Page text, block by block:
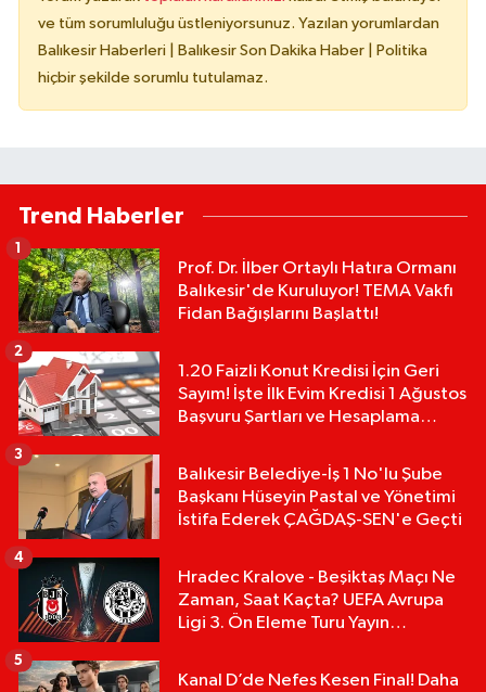
ve tüm sorumluluğu üstleniyorsunuz. Yazılan yorumlardan
Balıkesir Haberleri | Balıkesir Son Dakika Haber | Politika
hiçbir şekilde sorumlu tutulamaz.
Trend Haberler
Prof. Dr. İlber Ortaylı Hatıra Ormanı
Balıkesir'de Kuruluyor! TEMA Vakfı
Fidan Bağışlarını Başlattı!
1
1.20 Faizli Konut Kredisi İçin Geri
Sayım! İşte İlk Evim Kredisi 1 Ağustos
Başvuru Şartları ve Hesaplama
2
Balıkesir Belediye-İş 1 No'lu Şube
Başkanı Hüseyin Pastal ve Yönetimi
İstifa Ederek ÇAĞDAŞ-SEN'e Geçti
3
Hradec Kralove - Beşiktaş Maçı Ne
Zaman, Saat Kaçta? UEFA Avrupa
Ligi 3. Ön Eleme Turu Yayın
4
Kanal D’de Nefes Kesen Final! Daha
5